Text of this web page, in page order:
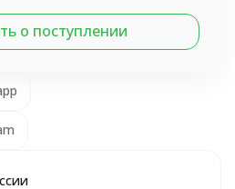
о поступлении